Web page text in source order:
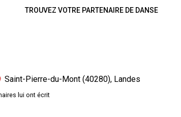
TROUVEZ VOTRE PARTENAIRE DE DANSE
Saint-Pierre-du-Mont (40280), Landes
lui ont écrit